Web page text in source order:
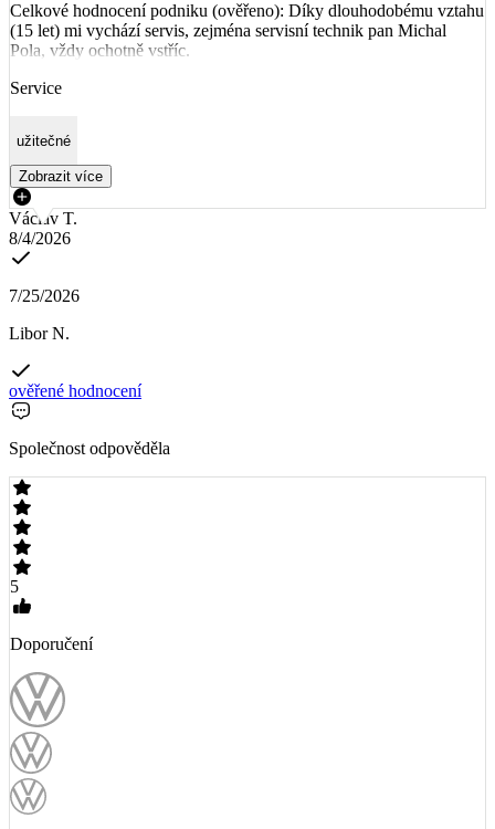
Celkové hodnocení podniku (ověřeno): Díky dlouhodobému vztahu
(15 let) mi vychází servis, zejména servisní technik pan Michal
Pola, vždy ochotně vstříc.
Service
užitečné
Zobrazit více
Václav T.
8/4/2026
7/25/2026
Libor N.
ověřené hodnocení
Společnost odpověděla
5
Doporučení